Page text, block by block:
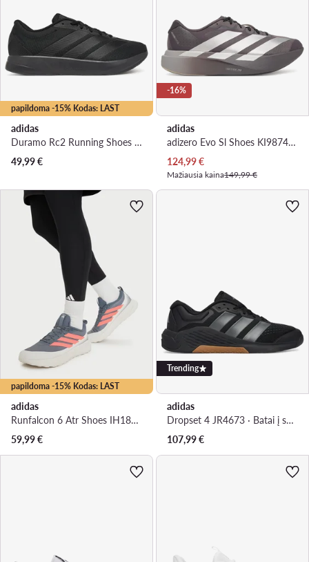
papildoma -15% Kodas: LAST
adidas
Duramo Rc2 Running Shoes KJ4190 · Bėgimo batai
49,99€
-16%
adidas
adizero Evo Sl Shoes KI9874 · Bėgimo batai
Dabartinė kaina
124,99€
Mažiausia kaina149,99 €
papildoma -15% Kodas: LAST
adidas
Runfalcon 6 Atr Shoes IH1831 · Bėgimo batai
59,99€
Trending
adidas
Dropset 4 JR4673 · Batai į sporto salę
107,99€